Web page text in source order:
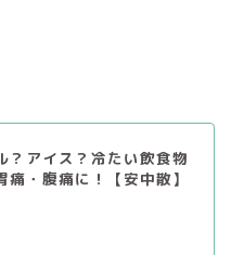
？アイス？冷たい飲食物
痛・腹痛に！【安中散】